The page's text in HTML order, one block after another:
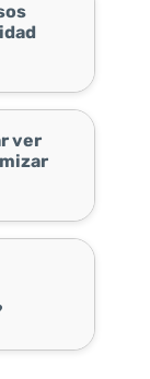
ver